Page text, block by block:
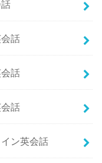
話
話
話
ン英会話